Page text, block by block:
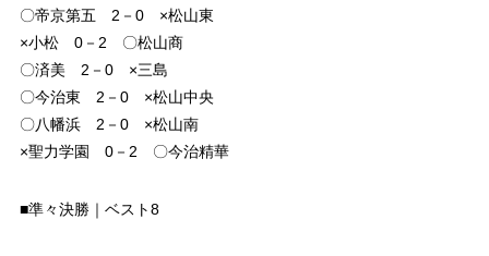
〇帝京第五 2－0 ×松山東
×小松 0－2 〇松山商
〇済美 2－0 ×三島
〇今治東 2－0 ×松山中央
〇八幡浜 2－0 ×松山南
×聖力学園 0－2 〇今治精華
■準々決勝｜ベスト8